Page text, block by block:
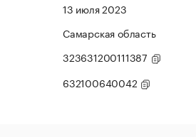
13 июля 2023
Самарская область
323631200111387
632100640042